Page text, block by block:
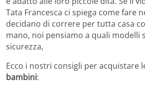
Tata Francesca ci spiega come fare
decidano di correre per tutta casa
mano, noi pensiamo a quali modelli
sicurezza,
Ecco i nostri consigli per acquistare
bambini: